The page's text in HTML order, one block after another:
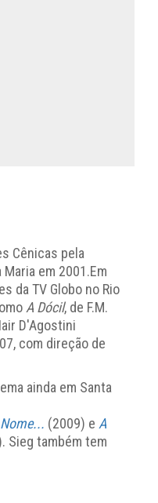
Cênicas pela
em 2001.Em
da TV Globo no Rio
A Dócil, de F.M.
D'Agostini
com direção de
ainda em Santa
(2009) e A
Sieg também tem